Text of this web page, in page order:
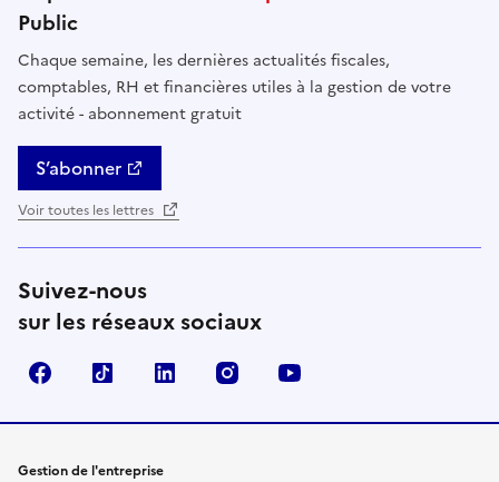
Public
Chaque semaine, les dernières actualités fiscales,
comptables, RH et financières utiles à la gestion de votre
activité - abonnement gratuit
S’abonner
Voir toutes les lettres
Suivez-nous
sur les réseaux sociaux
FacebookTikTok Linkedin Instagram
Gestion de l'entreprise